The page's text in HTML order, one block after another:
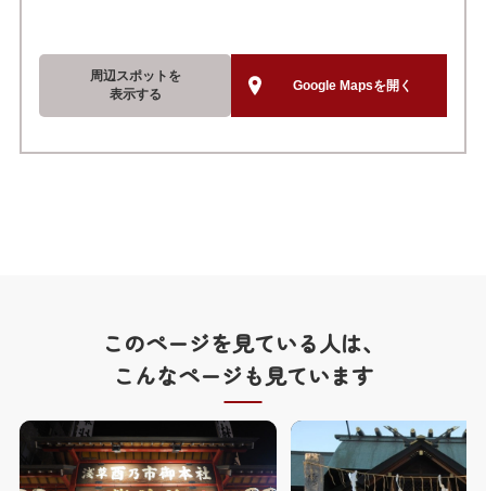
周辺スポットを
表示する
Google Mapsを開く
このページを見ている人は、
こんなページも見ています